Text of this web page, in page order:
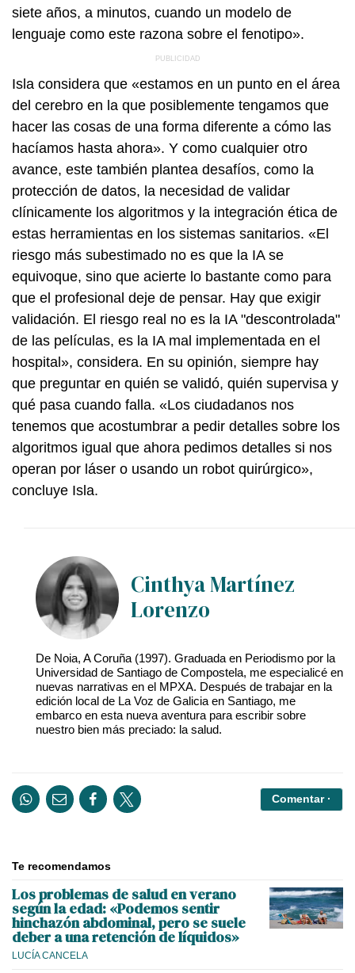
siete años, a minutos, cuando un modelo de
lenguaje como este razona sobre el fenotipo».
Isla considera que «estamos en un punto en el área
del cerebro en la que posiblemente tengamos que
hacer las cosas de una forma diferente a cómo las
hacíamos hasta ahora». Y como cualquier otro
avance, este también plantea desafíos, como la
protección de datos, la necesidad de validar
clínicamente los algoritmos y la integración ética de
estas herramientas en los sistemas sanitarios. «El
riesgo más subestimado no es que la IA se
equivoque, sino que acierte lo bastante como para
que el profesional deje de pensar. Hay que exigir
validación. El riesgo real no es la IA "descontrolada"
de las películas, es la IA mal implementada en el
hospital», considera. En su opinión, siempre hay
que preguntar en quién se validó, quién supervisa y
qué pasa cuando falla. «Los ciudadanos nos
tenemos que acostumbrar a pedir detalles sobre los
algoritmos igual que ahora pedimos detalles si nos
operan por láser o usando un robot quirúrgico»,
concluye Isla.
Cinthya Martínez
Lorenzo
De Noia, A Coruña (1997). Graduada en Periodismo por la
Universidad de Santiago de Compostela, me especialicé en
nuevas narrativas en el MPXA. Después de trabajar en la
edición local de La Voz de Galicia en Santiago, me
embarco en esta nueva aventura para escribir sobre
nuestro bien más preciado: la salud.
Comentar ·
Te recomendamos
Los problemas de salud en verano
según la edad: «Podemos sentir
hinchazón abdominal, pero se suele
deber a una retención de líquidos»
LUCÍA CANCELA